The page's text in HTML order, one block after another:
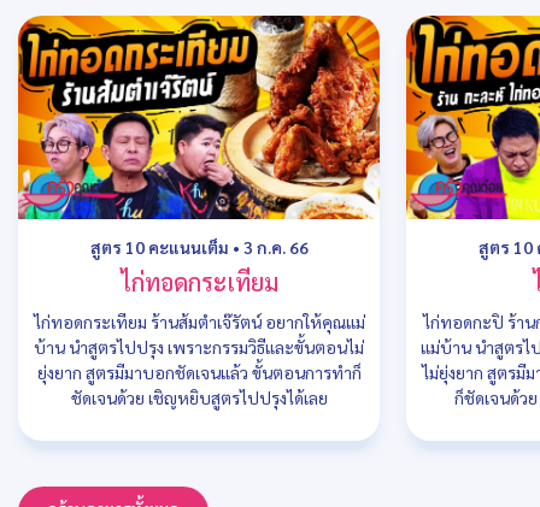
สูตร 10 คะแนนเต็ม • 3 ก.ค. 66
ไก่ทอดกระเทียม
ไก่ทอดกระเทียม ร้านส้มตำเจ๊รัตน์ อยากให้คุณแม่
บ้าน นำสูตรไปปรุง เพราะกรรมวิธีและขั้นตอนไม่
ยุ่งยาก สูตรมีมาบอกชัดเจนแล้ว ขั้นตอนการทำก็
ชัดเจนด้วย เชิญหยิบสูตรไปปรุงได้เลย
สูตร 10
ไก่ทอดกะปิ ร้า
แม่บ้าน นำสูตรไ
ไม่ยุ่งยาก สูตรมี
ก็ชัดเจนด้ว